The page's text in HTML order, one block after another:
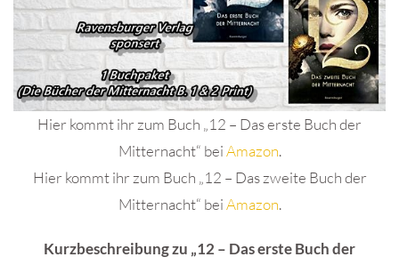
Hier kommt ihr zum Buch „12 – Das erste Buch der
Mitternacht“ beiAmazon.
Hier kommt ihr zum Buch „12 – Das zweite Buch der
Mitternacht“ beiAmazon.
Kurzbeschreibung zu „12 – Das erste Buch der